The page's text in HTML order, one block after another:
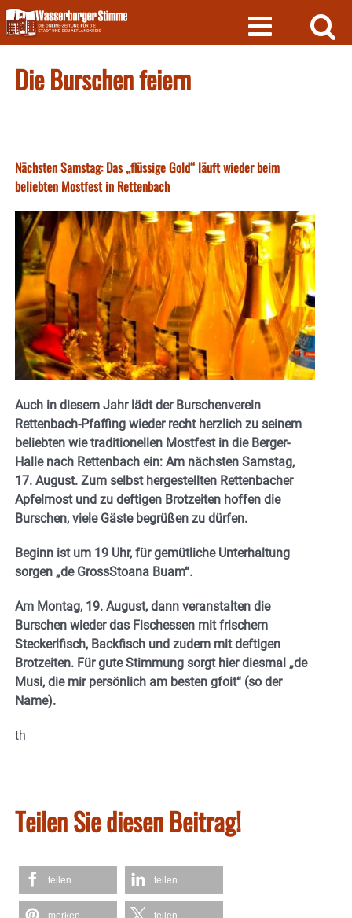
Skip
to
content
Die Burschen feiern
Nächsten Samstag: Das „flüssige Gold“ läuft wieder beim
beliebten Mostfest in Rettenbach
Auch in diesem Jahr lädt der Burschenverein
Rettenbach-Pfaffing wieder recht herzlich zu seinem
beliebten wie traditionellen Mostfest in die Berger-
Halle nach Rettenbach ein: Am nächsten Samstag,
17. August. Zum selbst hergestellten Rettenbacher
Apfelmost und zu deftigen Brotzeiten hoffen die
Burschen, viele Gäste begrüßen zu dürfen.
Beginn ist um 19 Uhr, für gemütliche Unterhaltung
sorgen „de GrossStoana Buam“.
Am Montag, 19. August, dann veranstalten die
Burschen wieder das Fischessen mit frischem
Steckerlfisch, Backfisch und zudem mit deftigen
Brotzeiten. Für gute Stimmung sorgt hier diesmal „de
Musi, die mir persönlich am besten gfoit“ (so der
Name).
th
Teilen Sie diesen Beitrag!
teilen teilen
merken teilen